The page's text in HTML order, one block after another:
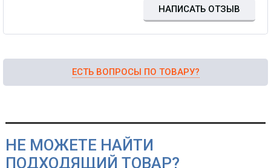
НАПИСАТЬ ОТЗЫВ
ЕСТЬ ВОПРОСЫ ПО ТОВАРУ?
НЕ МОЖЕТЕ НАЙТИ
ПОДХОДЯЩИЙ ТОВАР?